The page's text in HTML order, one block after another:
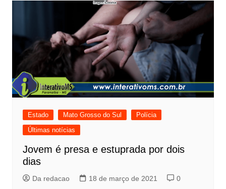
Estado Mato Grosso do Sul
Polícia
Últimas notícias
Jovem é presa e estuprada por dois
dias
Da redacao 18 de março de 2021 0